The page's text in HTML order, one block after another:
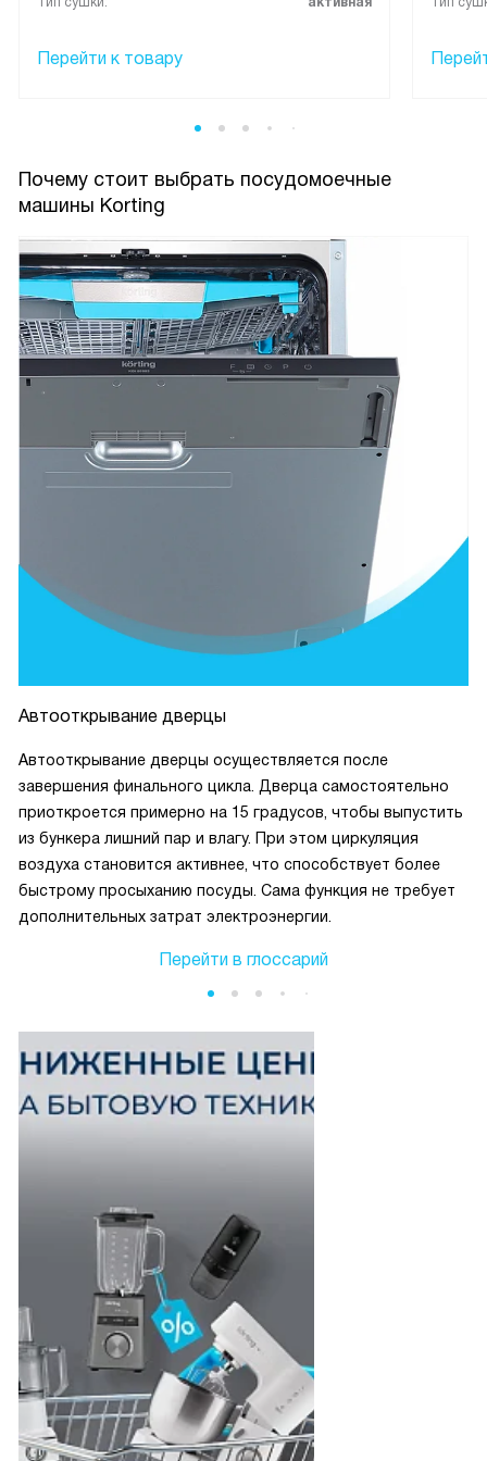
Перейти к товару
Почему стоит выбрать посудомоечные
машины Korting
Автооткрывание дверцы
Автооткрывание дверцы осуществляется после
завершения финального цикла. Дверца самостоятельно
приоткроется примерно на 15 градусов, чтобы выпустить
из бункера лишний пар и влагу. При этом циркуляция
воздуха становится активнее, что способствует более
быстрому просыханию посуды. Сама функция не требует
дополнительных затрат электроэнергии.
Перейти в глоссарий